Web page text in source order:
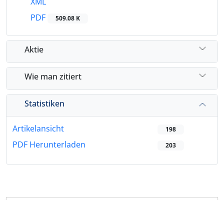
PDF
509.08 K
Aktie
Wie man zitiert
Statistiken
Artikelansicht 198
PDF Herunterladen 203